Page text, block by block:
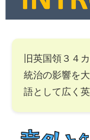
旧英国領３４
統治の影響を
語として広く